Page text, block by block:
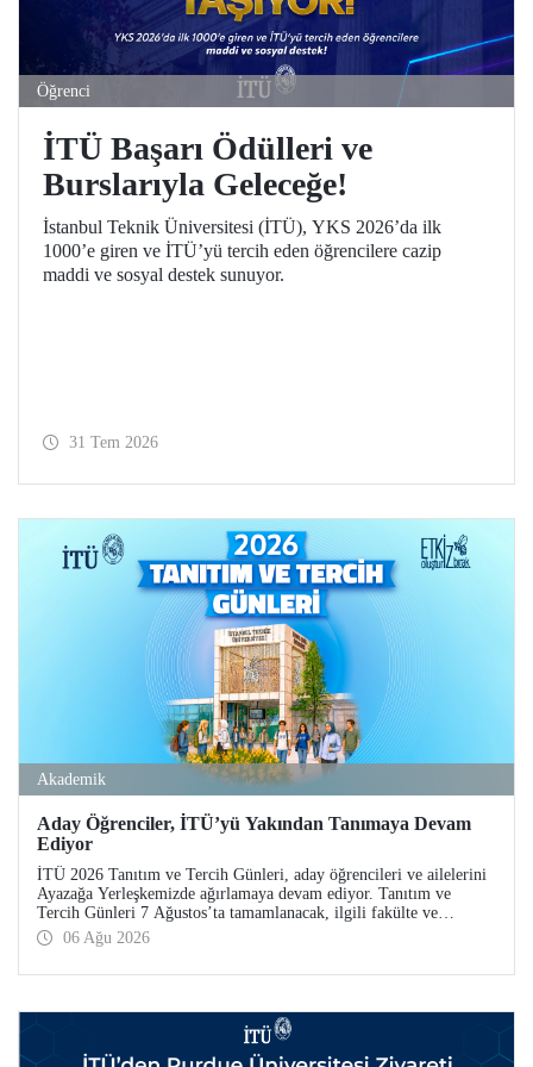
Öğrenci
İTÜ Başarı Ödülleri ve
Burslarıyla Geleceğe!
İstanbul Teknik Üniversitesi (İTÜ), YKS 2026’da ilk
1000’e giren ve İTÜ’yü tercih eden öğrencilere cazip
maddi ve sosyal destek sunuyor.
31 Tem 2026
Akademik
Aday Öğrenciler, İTÜ’yü Yakından Tanımaya Devam
Ediyor
İTÜ 2026 Tanıtım ve Tercih Günleri, aday öğrencileri ve ailelerini
Ayazağa Yerleşkemizde ağırlamaya devam ediyor. Tanıtım ve
Tercih Günleri 7 Ağustos’ta tamamlanacak, ilgili fakülte ve
birimler adaylara bilgi vermeye devam edecek.
06 Ağu 2026